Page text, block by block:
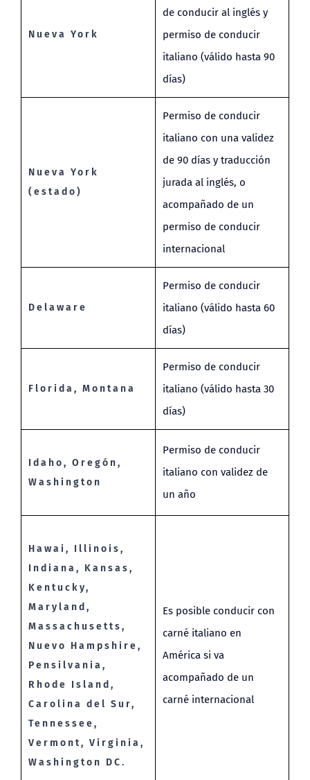
Nueva York
de conducir al inglés y
permiso de conducir
italiano (válido hasta 90
días)
Nueva York
(estado)
Permiso de conducir
italiano con una validez
de 90 días y traducción
jurada al inglés, o
acompañado de un
permiso de conducir
internacional
Delaware
Permiso de conducir
italiano (válido hasta 60
días)
Florida, Montana
Permiso de conducir
italiano (válido hasta 30
días)
Idaho, Oregón,
Washington
Permiso de conducir
italiano con validez de
un año
Hawai, Illinois,
Indiana, Kansas,
Kentucky,
Maryland,
Massachusetts,
Nuevo Hampshire,
Pensilvania,
Rhode Island,
Carolina del Sur,
Tennessee,
Vermont, Virginia,
Washington DC.
Es posible conducir con
carné italiano en
América si va
acompañado de un
carné internacional